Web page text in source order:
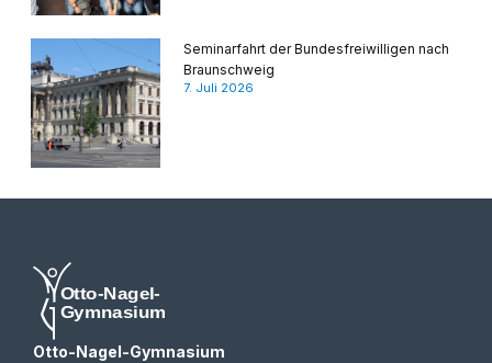
Seminarfahrt der Bundesfreiwilligen nach
Braunschweig
7. Juli 2026
Otto-Nagel-Gymnasium